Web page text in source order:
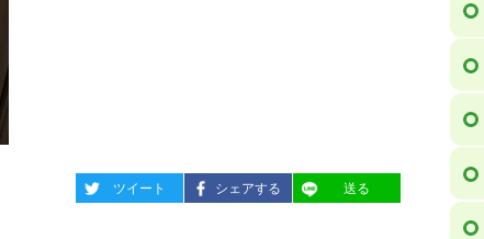
entry1306
ツイート entry1306
シェアする entry1306
送る